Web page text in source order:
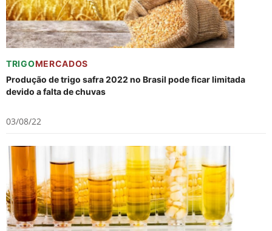
TRIGOMERCADOS
Produção de trigo safra 2022 no Brasil pode ficar limitada
devido a falta de chuvas
03/08/22